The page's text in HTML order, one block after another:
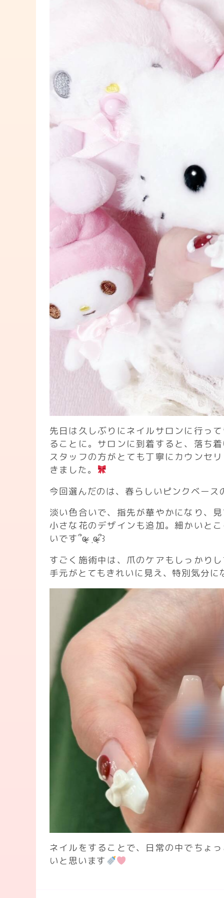
先日は久しぶりにネイルサロンに行っ
ることに。サロンに到着すると、落ち
スタッフの方がとても丁寧にカウンセ
きました。
今回選んだのは、春らしいピンクベース
淡い色合いで、指先が華やかになり、
小さな花のデザインも追加。細かいと
いです՞ɞ̴̶̷̥ ٜ ɞ̴̶̷̥՞꒱
すごく施術中は、爪のケアもしっかり
手元がとてもきれいに見え、特別気分に
ネイルをすることで、日常の中でちょ
いと思います